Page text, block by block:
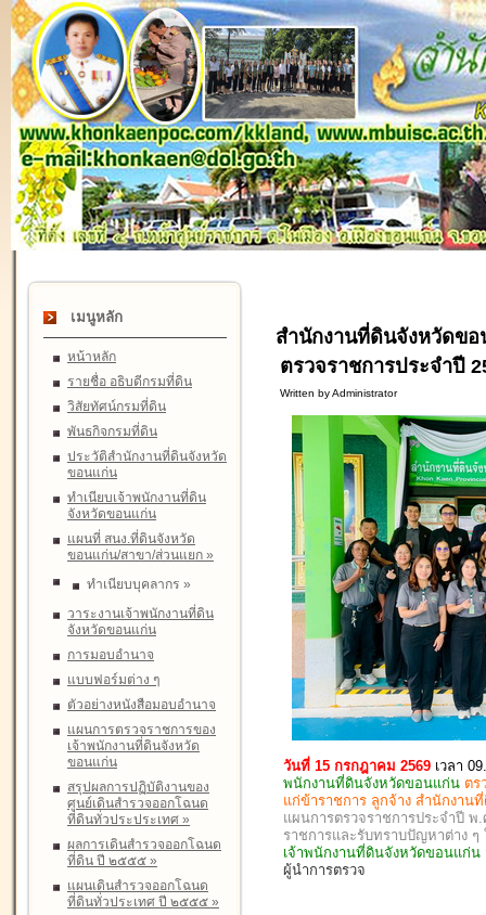
เมนูหลัก
หน้าหลัก
รายชื่อ อธิบดีกรมที่ดิน
วิสัยทัศน์กรมที่ดิน
พันธกิจกรมที่ดิน
ประวัติสำนักงานที่ดินจังหวัด
ขอนแก่น
ทำเนียบเจ้าพนักงานที่ดิน
จังหวัดขอนแก่น
แผนที่ สนง.ที่ดินจังหวัด
ขอนแก่น/สาขา/ส่วนแยก »
ทำเนียบบุคลากร »
วาระงานเจ้าพนักงานที่ดิน
จังหวัดขอนแก่น
การมอบอำนาจ
แบบฟอร์มต่าง ๆ
ตัวอย่างหนังสือมอบอำนาจ
แผนการตรวจราชการของ
เจ้าพนักงานที่ดินจังหวัด
ขอนแก่น
สรุปผลการปฏิบัติงานของ
ศูนย์เดินสำรวจออกโฉนด
ที่ดินทั่วประประเทศ »
ผลการเดินสำรวจออกโฉนด
ที่ดิน ปี ๒๕๕๕ »
แผนเดินสำรวจออกโฉนด
ที่ดินทั่วประเทศ ปี ๒๕๕๕ »
สำนักงานที่ดินจังหวัดข
ตรวจราชการประจำปี
Written by Administrator
วันที่ 15 กรกฎาคม 2569 เวลา
พนักงานที่ดินจังหวัดขอนแก่น ตร
แก่ข้าราชการ ลูกจ้าง สำนักงา
แผนการตรวจราชการประจำปี พ
ราชการและรับทราบปัญหาต่าง ๆ
เจ้าพนักงานที่ดินจังหวัดขอนแก่
ผู้นำการตรวจ